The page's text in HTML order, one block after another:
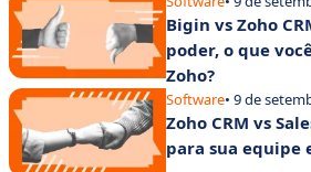
Bigin vs Zoho
poder, o que
Zoho?
Software• 9 de
Zoho CRM vs
para sua equipe